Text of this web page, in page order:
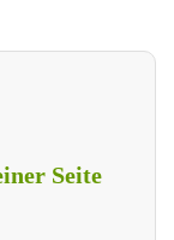
Seite